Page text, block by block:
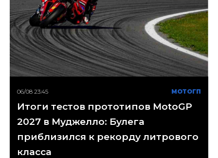
06/08 23:45 МОТОГП
Итоги тестов прототипов MotoGP
2027 в Муджелло: Булега
приблизился к рекорду литрового
класса